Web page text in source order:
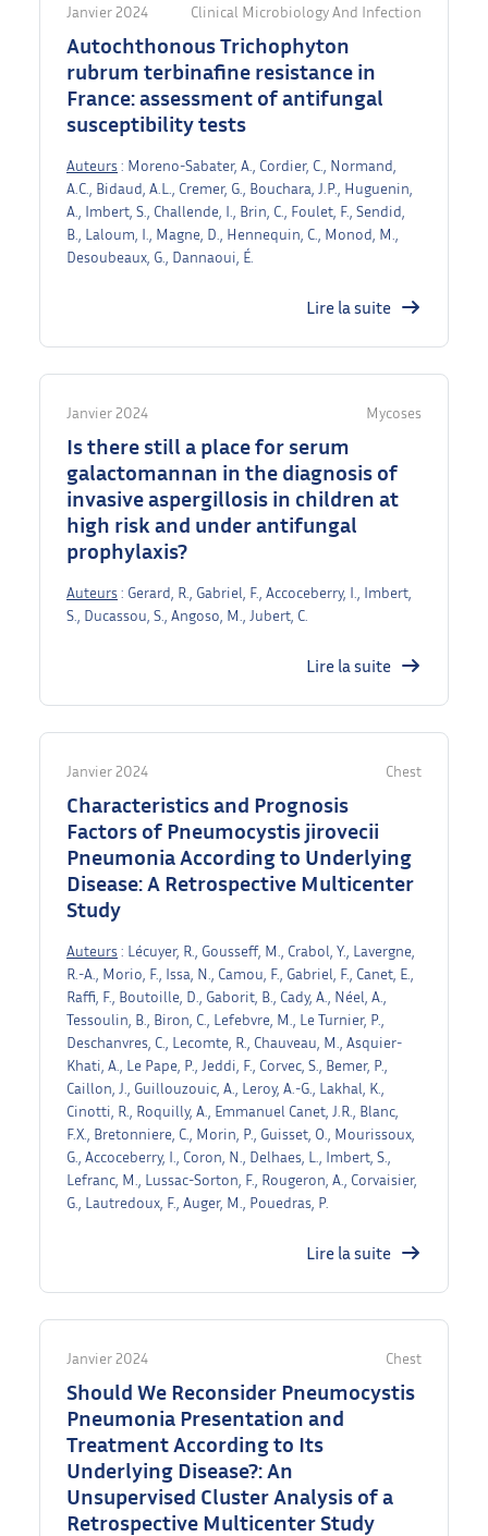
Janvier 2024 Clinical Microbiology And Infection
Autochthonous Trichophyton
rubrum terbinafine resistance in
France: assessment of antifungal
susceptibility tests
Auteurs : Moreno-Sabater, A., Cordier, C., Normand,
A.C., Bidaud, A.L., Cremer, G., Bouchara, J.P., Huguenin,
A., Imbert, S., Challende, I., Brin, C., Foulet, F., Sendid,
B., Laloum, I., Magne, D., Hennequin, C., Monod, M.,
Desoubeaux, G., Dannaoui, É.
Lire la suite
Janvier 2024 Mycoses
Is there still a place for serum
galactomannan in the diagnosis of
invasive aspergillosis in children at
high risk and under antifungal
prophylaxis?
Auteurs : Gerard, R., Gabriel, F., Accoceberry, I., Imbert,
S., Ducassou, S., Angoso, M., Jubert, C.
Lire la suite
Janvier 2024 Chest
Characteristics and Prognosis
Factors of Pneumocystis jirovecii
Pneumonia According to Underlying
Disease: A Retrospective Multicenter
Study
Auteurs : Lécuyer, R., Gousseff, M., Crabol, Y., Lavergne,
R.-A., Morio, F., Issa, N., Camou, F., Gabriel, F., Canet, E.,
Raffi, F., Boutoille, D., Gaborit, B., Cady, A., Néel, A.,
Tessoulin, B., Biron, C., Lefebvre, M., Le Turnier, P.,
Deschanvres, C., Lecomte, R., Chauveau, M., Asquier-
Khati, A., Le Pape, P., Jeddi, F., Corvec, S., Bemer, P.,
Caillon, J., Guillouzouic, A., Leroy, A.-G., Lakhal, K.,
Cinotti, R., Roquilly, A., Emmanuel Canet, J.R., Blanc,
F.X., Bretonniere, C., Morin, P., Guisset, O., Mourissoux,
G., Accoceberry, I., Coron, N., Delhaes, L., Imbert, S.,
Lefranc, M., Lussac-Sorton, F., Rougeron, A., Corvaisier,
G., Lautredoux, F., Auger, M., Pouedras, P.
Lire la suite
Janvier 2024 Chest
Should We Reconsider Pneumocystis
Pneumonia Presentation and
Treatment According to Its
Underlying Disease?: An
Unsupervised Cluster Analysis of a
Retrospective Multicenter Study